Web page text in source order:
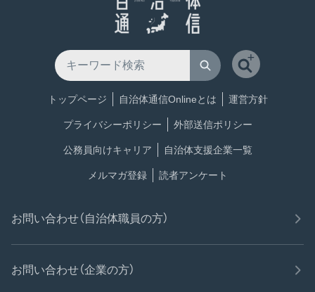
トップページ 自治体通信Onlineとは 運営方針
プライバシーポリシー 外部送信ポリシー
公務員向けキャリア 自治体支援企業一覧
メルマガ登録 読者アンケート
お問い合わせ（自治体職員の方）
お問い合わせ（企業の方）